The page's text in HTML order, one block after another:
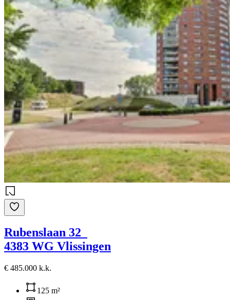
Rubenslaan 32
4383 WG Vlissingen
€ 485.000 k.k.
125 m²